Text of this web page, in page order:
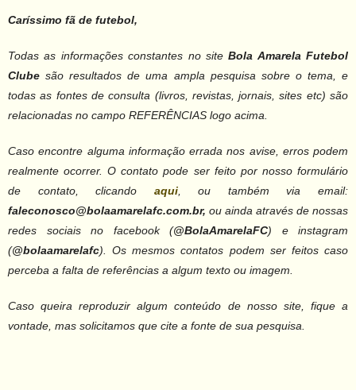
Caríssimo fã de futebol,
Todas as informações constantes no siteBola Amarela Futebol
Clube são resultados de uma ampla pesquisa sobre o tema, e
todas as fontes de consulta (livros, revistas, jornais, sites etc) são
relacionadas no campo REFERÊNCIAS logo acima.
Caso encontre alguma informação errada nos avise, erros podem
realmente ocorrer. O contato pode ser feito por nosso formulário
de contato, clicando aqui, ou também via email:
faleconosco@bolaamarelafc.com.br, ou ainda através de nossas
redes sociais no facebook (@BolaAmarelaFC) e instagram
(@bolaamarelafc).Os mesmos contatos podem ser feitos caso
perceba a falta de referências a algum texto ou imagem.
Caso queira reproduzir algum conteúdo de nosso site, fique a
vontade, mas solicitamos que cite a fonte de sua pesquisa.